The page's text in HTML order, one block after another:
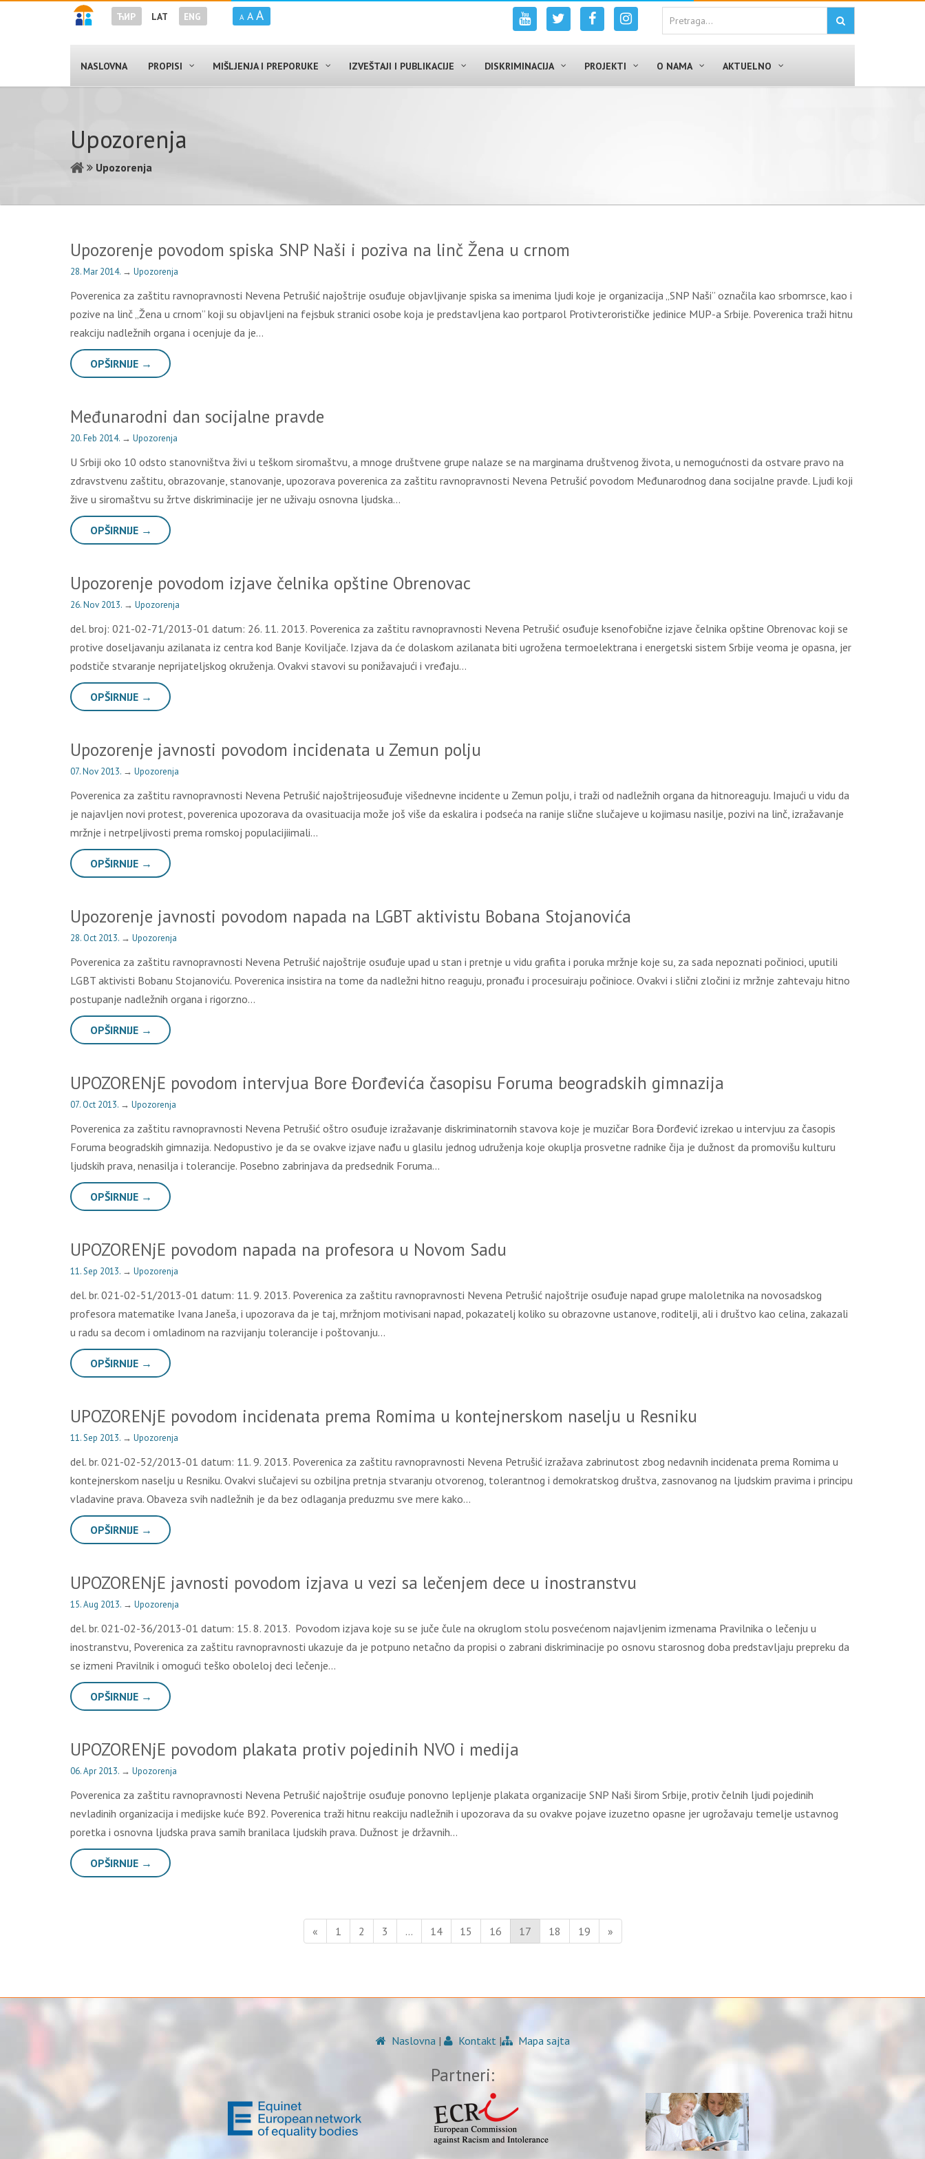
ЋИР LAT ENG A A A
NASLOVNA PROPISI MIŠLJENJA I PREPORUKE IZVEŠTAJI I PUBLIKACIJE DISKRIMINACIJA PROJEKTI O NAMA AKTUELNO
Upozorenja
Upozorenja
Upozorenje povodom spiska SNP Naši i poziva na linč Žena u crnom
28. Mar 2014. → Upozorenja
Poverenica za zaštitu ravnopravnosti Nevena Petrušić najoštrije osuđuje objavljivanje spiska sa imenima ljudi koje je organizacija „SNP Naši” označila kao srbomrsce, kao i
pozive na linč „Žena u crnom” koji su objavljeni na fejsbuk stranici osobe koja je predstavljena kao portparol Protivterorističke jedinice MUP-a Srbije. Poverenica traži hitnu
reakciju nadležnih organa i ocenjuje da je…
OPŠIRNIJE →
Međunarodni dan socijalne pravde
20. Feb 2014. → Upozorenja
U Srbiji oko 10 odsto stanovništva živi u teškom siromaštvu, a mnoge društvene grupe nalaze se na marginama društvenog života, u nemogućnosti da ostvare pravo na
zdravstvenu zaštitu, obrazovanje, stanovanje, upozorava poverenica za zaštitu ravnopravnosti Nevena Petrušić povodom Međunarodnog dana socijalne pravde. Ljudi koji
žive u siromaštvu su žrtve diskriminacije jer ne uživaju osnovna ljudska…
OPŠIRNIJE →
Upozorenje povodom izjave čelnika opštine Obrenovac
26. Nov 2013. → Upozorenja
del. broj: 021-02-71/2013-01 datum: 26. 11. 2013. Poverenica za zaštitu ravnopravnosti Nevena Petrušić osuđuje ksenofobične izjave čelnika opštine Obrenovac koji se
protive doseljavanju azilanata iz centra kod Banje Koviljače. Izjava da će dolaskom azilanata biti ugrožena termoelektrana i energetski sistem Srbije veoma je opasna, jer
podstiče stvaranje neprijateljskog okruženja. Ovakvi stavovi su ponižavajući i vređaju…
OPŠIRNIJE →
Upozorenje javnosti povodom incidenata u Zemun polju
07. Nov 2013. → Upozorenja
Poverenica za zaštitu ravnopravnosti Nevena Petrušić najoštrijeosuđuje višednevne incidente u Zemun polju, i traži od nadležnih organa da hitnoreaguju. Imajući u vidu da
je najavljen novi protest, poverenica upozorava da ovasituacija može još više da eskalira i podseća na ranije slične slučajeve u kojimasu nasilje, pozivi na linč, izražavanje
mržnje i netrpeljivosti prema romskoj populacijiimali…
OPŠIRNIJE →
Upozorenje javnosti povodom napada na LGBT aktivistu Bobana Stojanovića
28. Oct 2013. → Upozorenja
Poverenica za zaštitu ravnopravnosti Nevena Petrušić najoštrije osuđuje upad u stan i pretnje u vidu grafita i poruka mržnje koje su, za sada nepoznati počinioci, uputili
LGBT aktivisti Bobanu Stojanoviću. Poverenica insistira na tome da nadležni hitno reaguju, pronađu i procesuiraju počinioce. Ovakvi i slični zločini iz mržnje zahtevaju hitno
postupanje nadležnih organa i rigorzno…
OPŠIRNIJE →
UPOZORENjE povodom intervjua Bore Đorđevića časopisu Foruma beogradskih gimnazija
07. Oct 2013. → Upozorenja
Poverenica za zaštitu ravnopravnosti Nevena Petrušić oštro osuđuje izražavanje diskriminatornih stavova koje je muzičar Bora Đorđević izrekao u intervjuu za časopis
Foruma beogradskih gimnazija. Nedopustivo je da se ovakve izjave nađu u glasilu jednog udruženja koje okuplja prosvetne radnike čija je dužnost da promovišu kulturu
ljudskih prava, nenasilja i tolerancije. Posebno zabrinjava da predsednik Foruma…
OPŠIRNIJE →
UPOZORENjE povodom napada na profesora u Novom Sadu
11. Sep 2013. → Upozorenja
del. br. 021-02-51/2013-01 datum: 11. 9. 2013. Poverenica za zaštitu ravnopravnosti Nevena Petrušić najoštrije osuđuje napad grupe maloletnika na novosadskog
profesora matematike Ivana Janeša, i upozorava da je taj, mržnjom motivisani napad, pokazatelj koliko su obrazovne ustanove, roditelji, ali i društvo kao celina, zakazali
u radu sa decom i omladinom na razvijanju tolerancije i poštovanju…
OPŠIRNIJE →
UPOZORENjE povodom incidenata prema Romima u kontejnerskom naselju u Resniku
11. Sep 2013. → Upozorenja
del. br. 021-02-52/2013-01 datum: 11. 9. 2013. Poverenica za zaštitu ravnopravnosti Nevena Petrušić izražava zabrinutost zbog nedavnih incidenata prema Romima u
kontejnerskom naselju u Resniku. Ovakvi slučajevi su ozbiljna pretnja stvaranju otvorenog, tolerantnog i demokratskog društva, zasnovanog na ljudskim pravima i principu
vladavine prava. Obaveza svih nadležnih je da bez odlaganja preduzmu sve mere kako…
OPŠIRNIJE →
UPOZORENjE javnosti povodom izjava u vezi sa lečenjem dece u inostranstvu
15. Aug 2013. → Upozorenja
del. br. 021-02-36/2013-01 datum: 15. 8. 2013. Povodom izjava koje su se juče čule na okruglom stolu posvećenom najavljenim izmenama Pravilnika o lečenju u
inostranstvu, Poverenica za zaštitu ravnopravnosti ukazuje da je potpuno netačno da propisi o zabrani diskriminacije po osnovu starosnog doba predstavljaju prepreku da
se izmeni Pravilnik i omogući teško oboleloj deci lečenje…
OPŠIRNIJE →
UPOZORENjE povodom plakata protiv pojedinih NVO i medija
06. Apr 2013. → Upozorenja
Poverenica za zaštitu ravnopravnosti Nevena Petrušić najoštrije osuđuje ponovno lepljenje plakata organizacije SNP Naši širom Srbije, protiv čelnih ljudi pojedinih
nevladinih organizacija i medijske kuće B92. Poverenica traži hitnu reakciju nadležnih i upozorava da su ovakve pojave izuzetno opasne jer ugrožavaju temelje ustavnog
poretka i osnovna ljudska prava samih branilaca ljudskih prava. Dužnost je državnih…
OPŠIRNIJE →
« 1 2 3 … 14 15 16 17 18 19 »
Naslovna | Kontakt | Mapa sajta
Partneri: